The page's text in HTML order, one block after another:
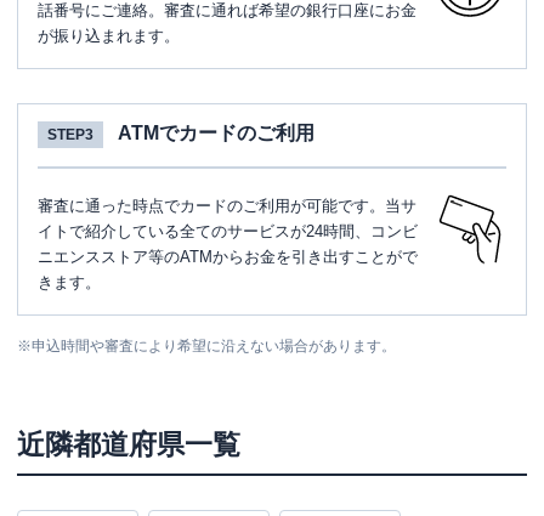
話番号にご連絡。審査に通れば希望の銀行口座にお金
が振り込まれます。
STEP3 ATMでカードのご利用
審査に通った時点でカードのご利用が可能です。当サ
イトで紹介している全てのサービスが24時間、コンビ
ニエンスストア等のATMからお金を引き出すことがで
きます。
※申込時間や審査により希望に沿えない場合があります。
近隣都道府県一覧